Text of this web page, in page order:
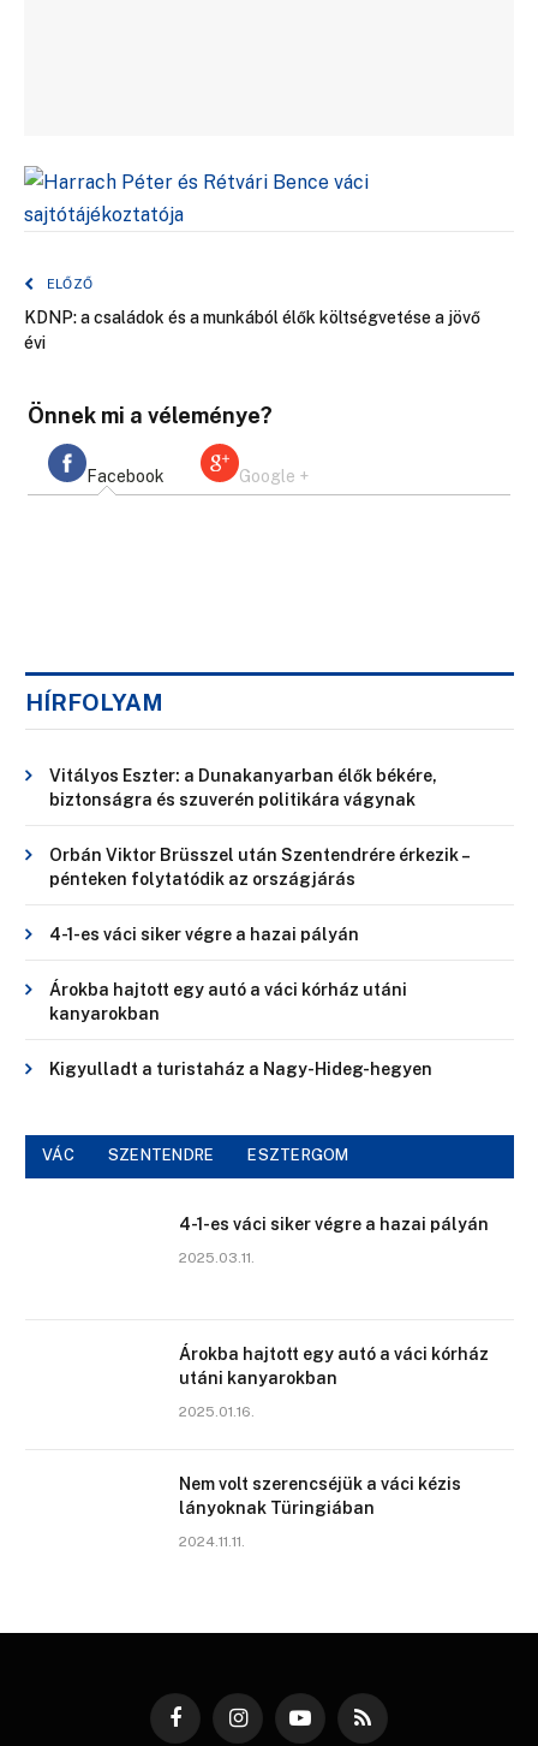
ELŐZŐ
KDNP: a családok és a munkából élők költségvetése a jövő
évi
Önnek mi a véleménye?
Facebook Google +
HÍRFOLYAM
Vitályos Eszter: a Dunakanyarban élők békére,
biztonságra és szuverén politikára vágynak
Orbán Viktor Brüsszel után Szentendrére érkezik –
pénteken folytatódik az országjárás
4-1-es váci siker végre a hazai pályán
Árokba hajtott egy autó a váci kórház utáni
kanyarokban
Kigyulladt a turistaház a Nagy-Hideg-hegyen
VÁC SZENTENDRE ESZTERGOM
4-1-es váci siker végre a hazai pályán
2025.03.11.
Árokba hajtott egy autó a váci kórház
utáni kanyarokban
2025.01.16.
Nem volt szerencséjük a váci kézis
lányoknak Türingiában
2024.11.11.
FacebookInstagramYouTubeRSS